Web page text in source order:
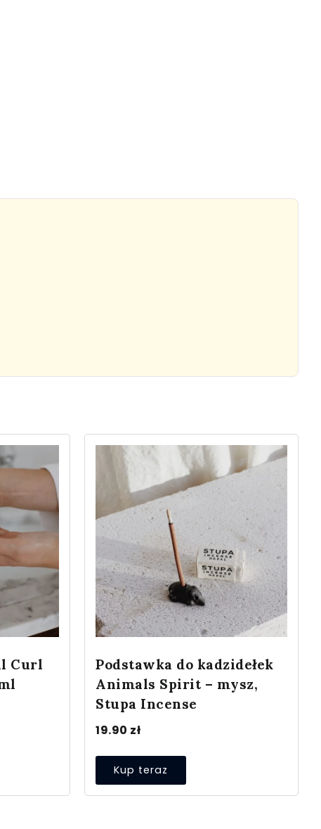
Curl
Podstawka do kadzidełek
Animals Spirit – mysz,
Stupa Incense
19.90 zł
Kup teraz